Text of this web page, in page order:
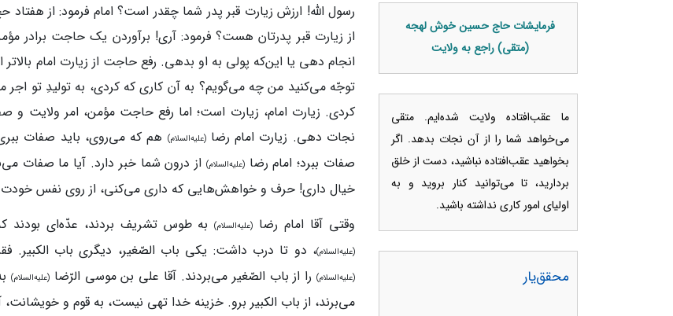
رسول‌ الله! ارزش زیارت قبر پدر شما چقدر است؟ امام فرمود: از هفتاد
از زیارت قبر پدرتان هست؟ فرمود: آری! برآوردن یک حاجت برادر
انجام دهی یا این‌که پولی به او بدهی. رفع حاجت از زیارت امام
توجّه می‌کنید من چه می‌گویم؟ به آن کاری که کردی، به تولیدِ تو
کردی. زیارت امام، زیارت است؛ اما رفع حاجت مؤمن، امر ولایت و
نجات دهی. زیارت امام‌ رضا(علیه‌السلام) هم که می‌روی، باید صفات
صفات ببرد؛ امام‌ رضا(علیه‌السلام) از درون شما خبر دارد. آیا ما صفات
خیال داری! حرف و خواهش‌هایی که داری می‌کنی، از روی نفس
وقتی آقا امام‌ رضا (علیه‌السلام)به طوس تشریف بردند، عدّه‌ای بودند
(علیه‌السلام)، دو تا درب داشت: یکی باب‌ الصّغیر، دیگری باب‌ الکبیر.
(علیه‌السلام)را از باب‌ الصّغیر می‌بردند. آقا علی‌ بن‌ موسی‌ الرّضا (علیه‌السلام)
می‌برند، از باب‌ الکبیر برو. خزینه خدا تهی نیست، به قوم و
فرمایشات حاج حسین خوش لهجه
(متقی) راجع به ولایت
ما عقب‌افتاده ولایت شده‌ایم. متقی
می‌خواهد شما را از آن نجات بدهد. اگر
بخواهید عقب‌افتاده نباشید، دست از خلق
بردارید، تا می‌توانید کنار بروید و به
اولیای امور کاری نداشته باشید.
محقق‌یار